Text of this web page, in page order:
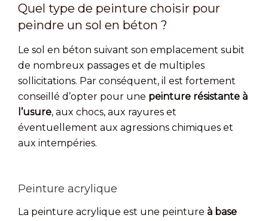
Quel type de peinture choisir pour
peindre un sol en béton ?
Le sol en béton suivant son emplacement subit
de nombreux passages et de multiples
sollicitations. Par conséquent, il est fortement
conseillé d’opter pour une peinture résistante à
l’usure, aux chocs, aux rayures et
éventuellement aux agressions chimiques et
aux intempéries.
Peinture acrylique
La peinture acrylique est une peinture à base